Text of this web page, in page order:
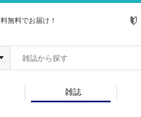
無料でお届け！
雑誌